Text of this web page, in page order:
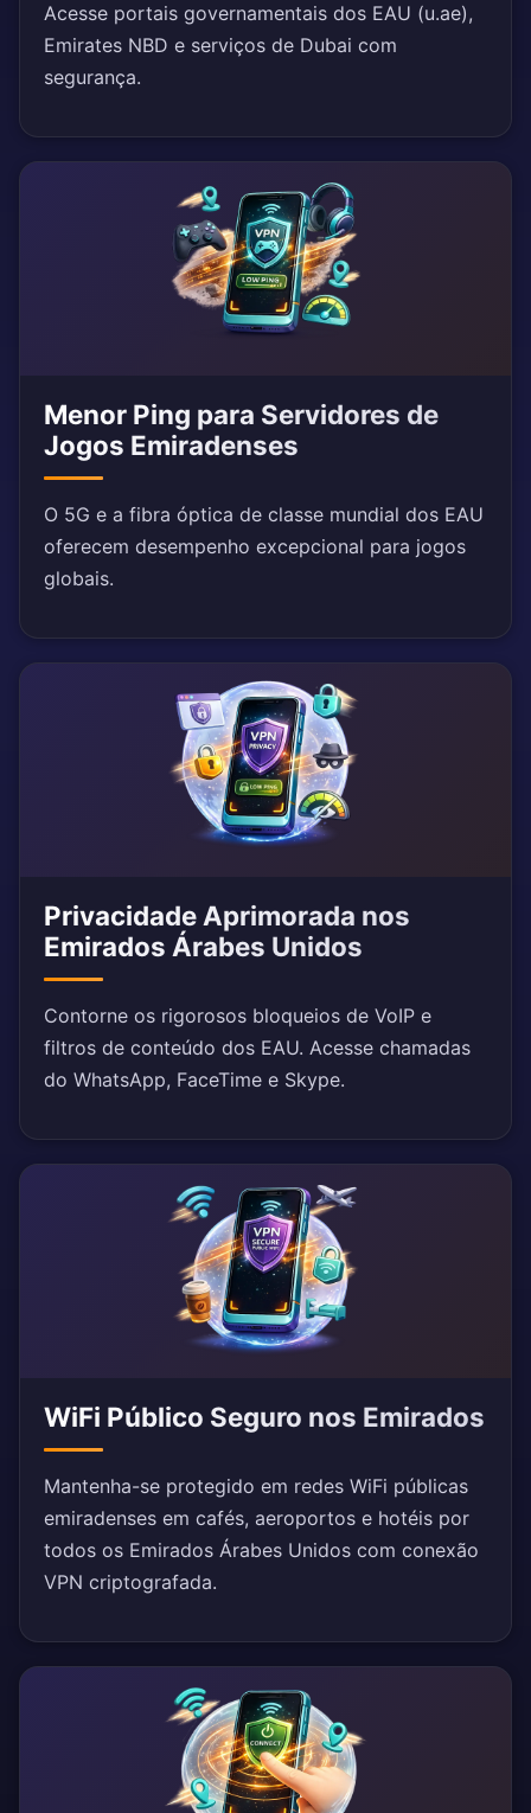
Acesse portais governamentais dos EAU (u.ae),
Emirates NBD e serviços de Dubai com
segurança.
Menor Ping para Servidores de
Jogos Emiradenses
O 5G e a fibra óptica de classe mundial dos EAU
oferecem desempenho excepcional para jogos
globais.
Privacidade Aprimorada nos
Emirados Árabes Unidos
Contorne os rigorosos bloqueios de VoIP e
filtros de conteúdo dos EAU. Acesse chamadas
do WhatsApp, FaceTime e Skype.
WiFi Público Seguro nos Emirados
Mantenha-se protegido em redes WiFi públicas
emiradenses em cafés, aeroportos e hotéis por
todos os Emirados Árabes Unidos com conexão
VPN criptografada.